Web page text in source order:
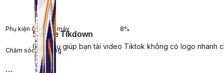
Simple Tikdown
Công cụ giúp bạn tải video Tiktok không có logo nhanh
Phụ kiện ô-tô, Xe máy 8%
Chăm sóc thú cưng
…​